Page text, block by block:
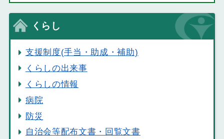
くらし
支援制度(手当・助成・補助)
くらしの出来事
くらしの情報
病院
防災
自治会等配布文書・回覧文書